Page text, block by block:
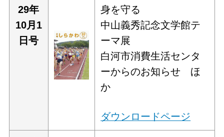
29年
10月1
日号
身を守る
中山義秀記念文学館テ
ーマ展
白河市消費生活センタ
ーからのお知らせ ほ
か
ダウンロードページ